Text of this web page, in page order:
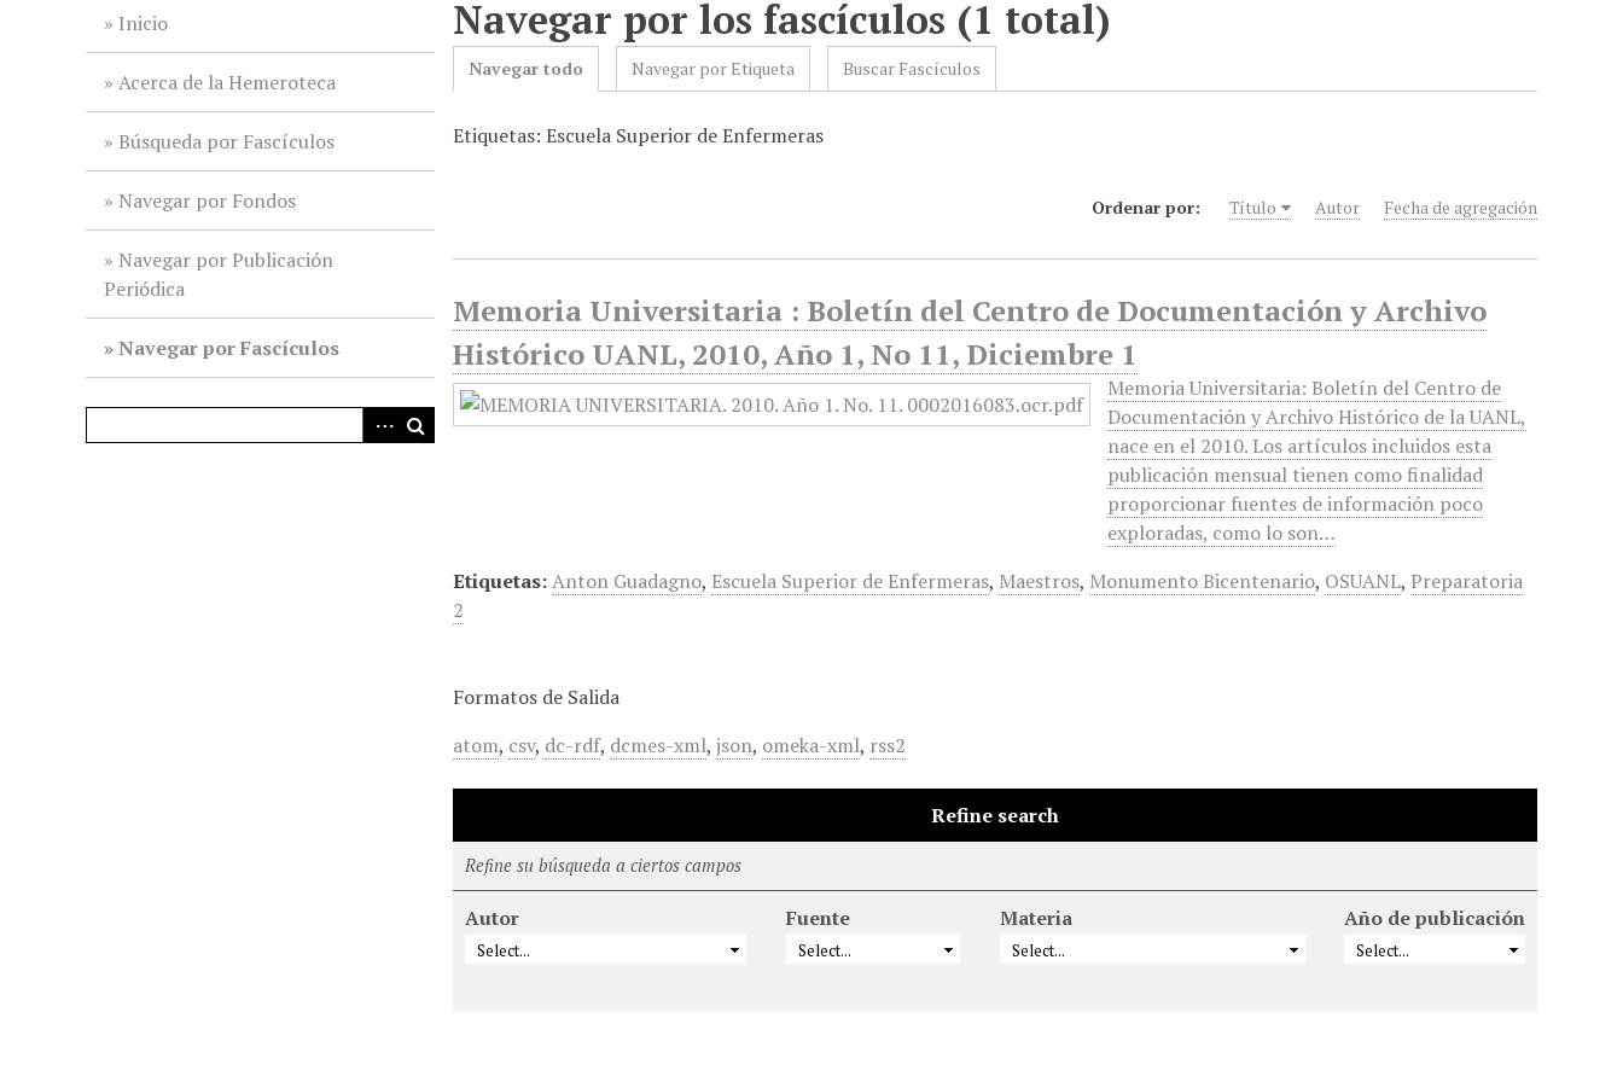
Inicio
Acerca de la Hemeroteca
Búsqueda por Fascículos
Navegar por Fondos
Navegar por Publicación
Periódica
Navegar por Fascículos
Navegar por los fascículos (1 total)
Navegar todo Navegar por Etiqueta Buscar Fascículos
Etiquetas: Escuela Superior de Enfermeras
Ordenar por: Título Autor Fecha de agregación
Memoria Universitaria : Boletín del Centro de Documentación y Archivo
Histórico UANL, 2010, Año 1, No 11, Diciembre 1
Memoria Universitaria: Boletín del Centro de
Documentación y Archivo Histórico de la UANL,
nace en el 2010. Los artículos incluidos esta
publicación mensual tienen como finalidad
proporcionar fuentes de información poco
exploradas, como lo son…
Etiquetas:Anton Guadagno, Escuela Superior de Enfermeras, Maestros, Monumento Bicentenario, OSUANL, Preparatoria
2
Formatos de Salida
atom, csv, dc-rdf, dcmes-xml,json, omeka-xml, rss2
Refine search
Refine su búsqueda a ciertos campos
Autor Fuente Materia Año de publicación